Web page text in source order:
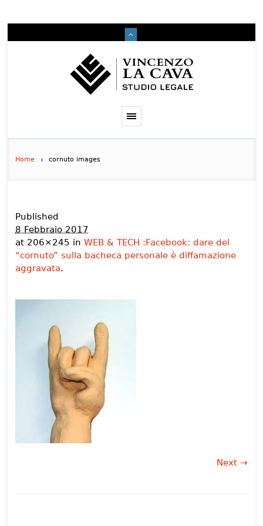
Home cornuto images
Published
8 Febbraio 2017
at 206×245 inWEB & TECH :Facebook: dare del
“cornuto” sulla bacheca personale è diffamazione
aggravata.
Next →